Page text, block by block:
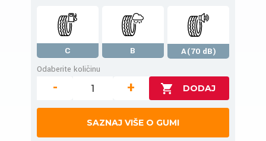
C B
A(70 dB)
Odaberite količinu
- +
SAZNAJ VIŠE O GUMI